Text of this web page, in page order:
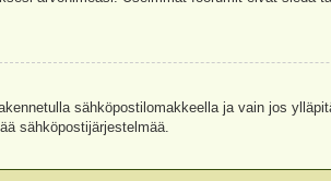
sähköpostilomakkeella ja vain jos
sähköpostijärjestelmää.